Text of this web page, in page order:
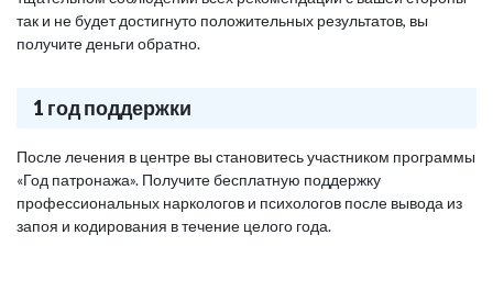
так и не будет достигнуто положительных результатов, вы
получите деньги обратно.
1 год поддержки
После лечения в центре вы становитесь участником программы
«Год патронажа». Получите бесплатную поддержку
профессиональных наркологов и психологов после вывода из
запоя и кодирования в течение целого года.